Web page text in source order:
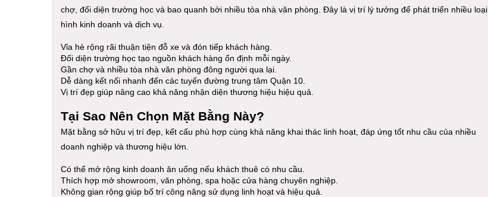
chợ, đối diện trường học và bao quanh bởi nhiều tòa nhà văn phòng. Đây là vị trí lý tưởng để phát triển nhiều loại
hình kinh doanh và dịch vụ.
Vỉa hè rộng rãi thuận tiện đỗ xe và đón tiếp khách hàng.
Đối diện trường học tạo nguồn khách hàng ổn định mỗi ngày.
Gần chợ và nhiều tòa nhà văn phòng đông người qua lại.
Dễ dàng kết nối nhanh đến các tuyến đường trung tâm Quận 10.
Vị trí đẹp giúp nâng cao khả năng nhận diện thương hiệu hiệu quả.
Tại Sao Nên Chọn Mặt Bằng Này?
Mặt bằng sở hữu vị trí đẹp, kết cấu phù hợp cùng khả năng khai thác linh hoạt, đáp ứng tốt nhu cầu của nhiều
doanh nghiệp và thương hiệu lớn.
Có thể mở rộng kinh doanh ăn uống nếu khách thuê có nhu cầu.
Thích hợp mở showroom, văn phòng, spa hoặc cửa hàng chuyên nghiệp.
Không gian rộng giúp bố trí công năng sử dụng linh hoạt và hiệu quả.